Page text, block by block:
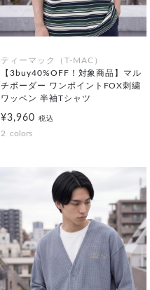
ティーマック（T-MAC）
【3buy40%OFF！対象商品】マル
チボーダー ワンポイントFOX刺繍
ワッペン 半袖Tシャツ
¥3,960 税込
2 colors